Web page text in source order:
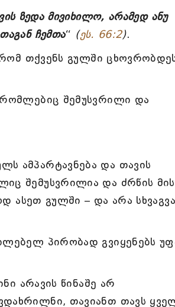
ზედა მივიხილო, არამედ ანუ
ჩემთა“ (ეს. 66:2).
თქვენს გულში
შემუსვრილი და
ამპარტავნება და თავის
შემუსვრილია და ძრწის
ასეთ გულში – და არა
პირობად გვიყენებს
არავის წინაშე არ
თავიანთ თავს